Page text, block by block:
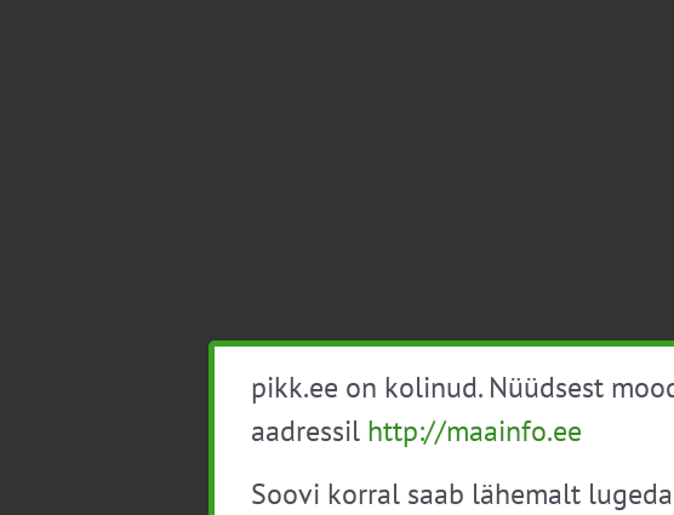
pikk.ee on kolinud. Nüüdsest
aadressil http://maainfo.ee
Soovi korral saab lähemalt